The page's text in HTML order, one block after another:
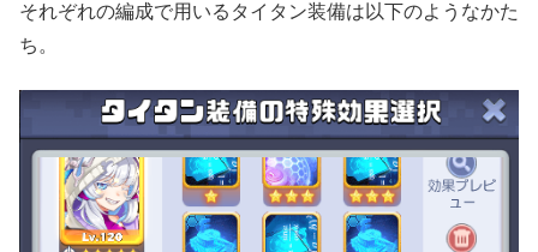
それぞれの編成で用いるタイタン装備は以下のようなかた
ち。